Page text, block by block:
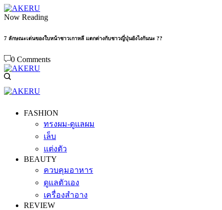
Now Reading
7 ลักษณะเด่นของใบหน้าชาวเกาหลี แตกต่างกับชาวญี่ปุ่นยังไงกันนะ ??
0 Comments
FASHION
ทรงผม-ดูแลผม
เล็บ
แต่งตัว
BEAUTY
ควบคุมอาหาร
ดูแลตัวเอง
เครื่องสำอาง
REVIEW